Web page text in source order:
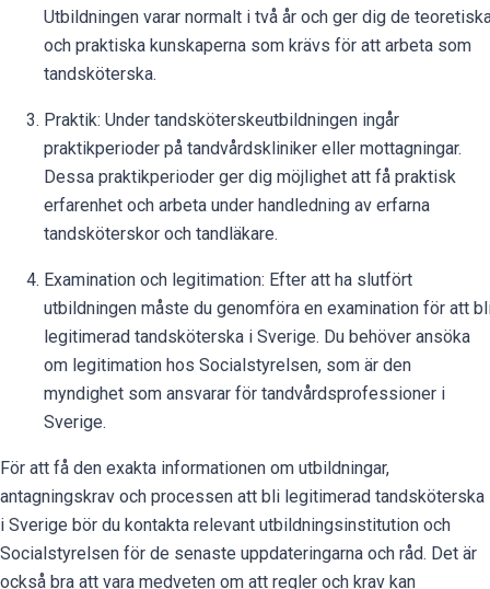
Utbildningen varar normalt i två år och ger dig de
och praktiska kunskaperna som krävs för att arbeta som
tandsköterska.
Praktik: Under tandsköterskeutbildningen ingår
praktikperioder på tandvårdskliniker eller mottagningar.
Dessa praktikperioder ger dig möjlighet att få praktisk
erfarenhet och arbeta under handledning av erfarna
tandsköterskor och tandläkare.
Examination och legitimation: Efter att ha slutfört
utbildningen måste du genomföra en examination för att
legitimerad tandsköterska i Sverige. Du behöver ansöka
om legitimation hos Socialstyrelsen, som är den
myndighet som ansvarar för tandvårdsprofessioner i
Sverige.
För att få den exakta informationen om utbildningar,
antagningskrav och processen att bli legitimerad tandsköterska
i Sverige bör du kontakta relevant utbildningsinstitution och
Socialstyrelsen för de senaste uppdateringarna och råd. Det är
också bra att vara medveten om att regler och krav kan